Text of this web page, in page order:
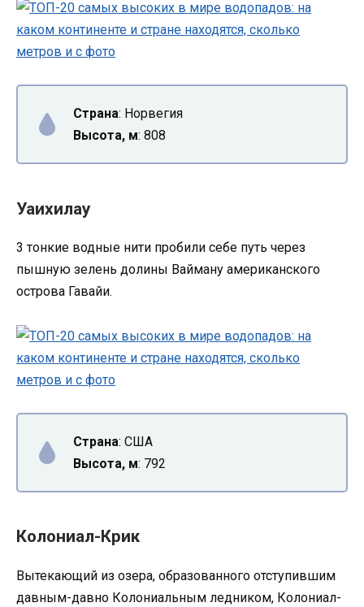
Страна: Норвегия
Высота, м: 808
Уаихилау
3 тонкие водные нити пробили себе путь через
пышную зелень долины Вайману американского
острова Гавайи.
Страна: США
Высота, м: 792
Колониал-Крик
Вытекающий из озера, образованного отступившим
давным-давно Колониальным ледником, Колониал-